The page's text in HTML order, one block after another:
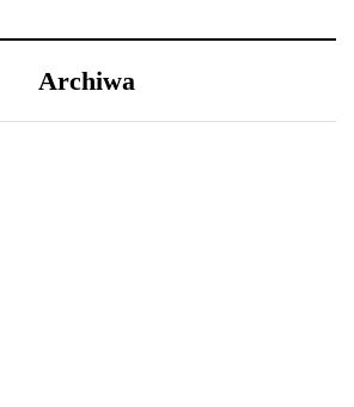
Archiwa